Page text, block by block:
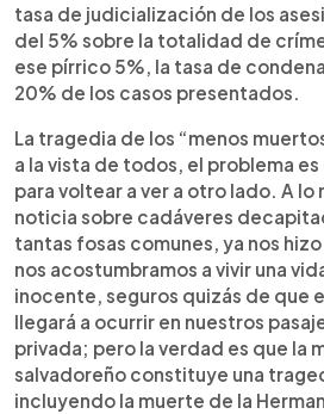
tasa de judicialización de los
del 5% sobre la totalidad de
ese pírrico 5%, la tasa de
20% de los casos presentados.
La tragedia de los “menos
a la vista de todos, el problema
para voltear a ver a otro lado. A lo
noticia sobre cadáveres
tantas fosas comunes, ya nos hizo
nos acostumbramos a vivir una
inocente, seguros quizás de que
llegará a ocurrir en nuestros
privada; pero la verdad es que la
salvadoreño constituye una
incluyendo la muerte de la